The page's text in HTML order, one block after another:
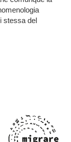
stessa del